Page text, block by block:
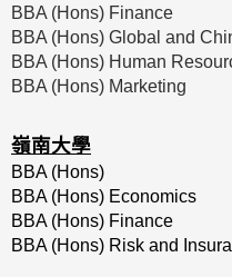
BBA (Hons) Finance
BBA (Hons) Global and
BBA (Hons) Human
BBA (Hons) Marketing
嶺南大學
BBA (Hons)
BBA (Hons) Economics
BBA (Hons) Finance
BBA (Hons) Risk and